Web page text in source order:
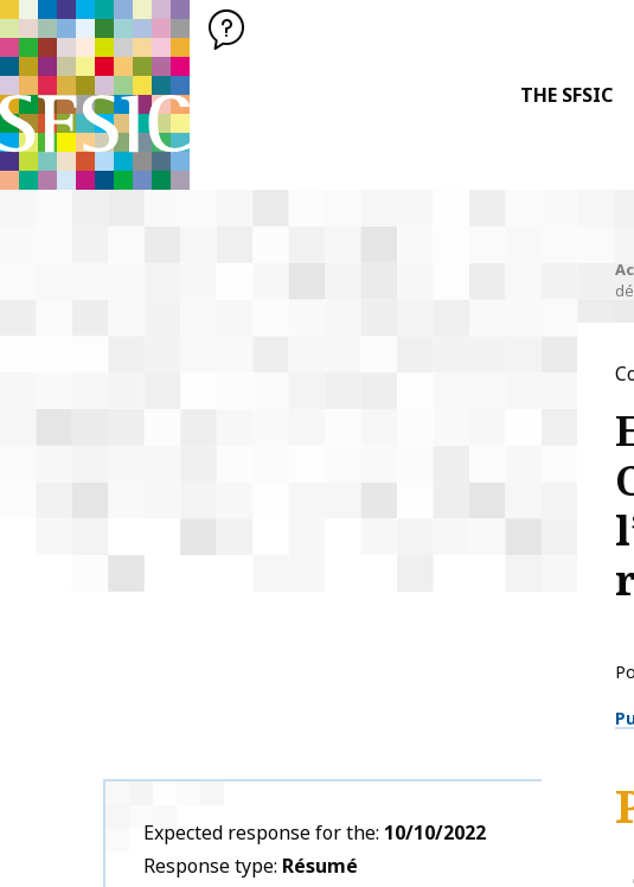
SFSIC SOCIÉTÉ FRANÇAISE DES SCIENCES DE L'INFORMATION & DE LA
Société Française des Sciences de
THE SFSIC
Expected response for the 10/10/2022
Response type Résumé